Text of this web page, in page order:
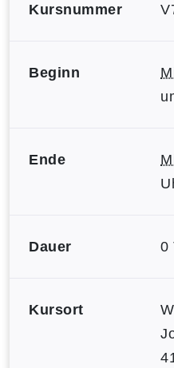
Kursnummer
Beginn
Ende
Dauer 0
Kursort